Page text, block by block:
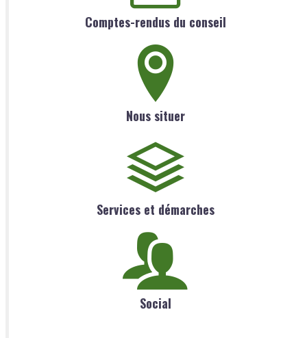
Comptes-rendus du conseil
Nous situer
Services et démarches
Social